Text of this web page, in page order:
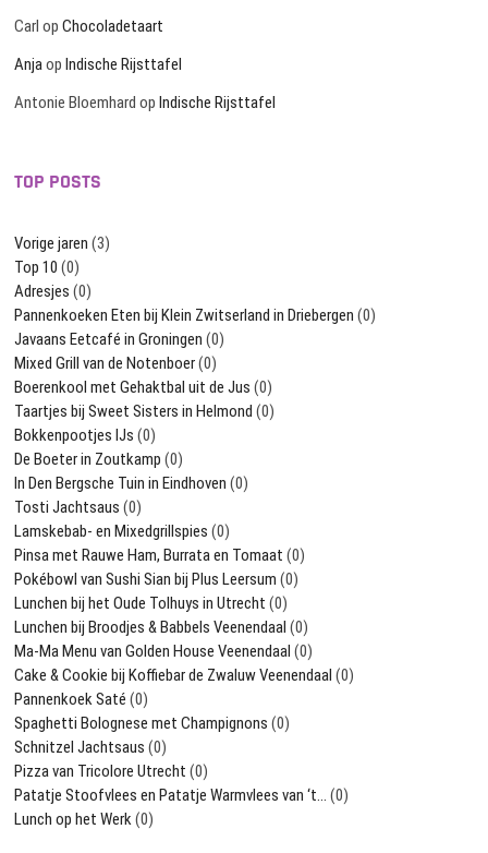
Carl opChocoladetaart
AnjaopIndische Rijsttafel
Antonie Bloemhard opIndische Rijsttafel
TOP POSTS
Vorige jaren (3)
Top 10 (0)
Adresjes (0)
Pannenkoeken Eten bij Klein Zwitserland in Driebergen (0)
Javaans Eetcafé in Groningen (0)
Mixed Grill van de Notenboer(0)
Boerenkool met Gehaktbal uit de Jus (0)
Taartjes bij Sweet Sisters in Helmond (0)
Bokkenpootjes IJs (0)
De Boeter in Zoutkamp (0)
In Den Bergsche Tuin in Eindhoven (0)
Tosti Jachtsaus (0)
Lamskebab- en Mixedgrillspies (0)
Pinsa met Rauwe Ham, Burrata en Tomaat (0)
Pokébowl van Sushi Sian bij Plus Leersum (0)
Lunchen bij het Oude Tolhuys in Utrecht (0)
Lunchen bij Broodjes & Babbels Veenendaal (0)
Ma-Ma Menu van Golden House Veenendaal (0)
Cake & Cookie bij Koffiebar de Zwaluw Veenendaal (0)
Pannenkoek Saté (0)
Spaghetti Bolognese met Champignons (0)
Schnitzel Jachtsaus (0)
Pizza van Tricolore Utrecht (0)
Patatje Stoofvlees en Patatje Warmvlees van ‘t… (0)
Lunch op het Werk(0)